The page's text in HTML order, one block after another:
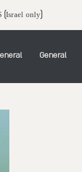
(Israel only)
General